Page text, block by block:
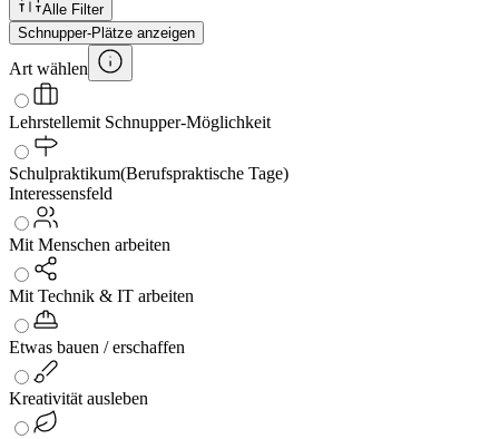
Alle Filter
Schnupper-Plätze anzeigen
Art wählen
Lehrstellemit Schnupper-Möglichkeit
Schulpraktikum(Berufspraktische Tage)
Interessensfeld
Mit Menschen arbeiten
Mit Technik & IT arbeiten
Etwas bauen / erschaffen
Kreativität ausleben